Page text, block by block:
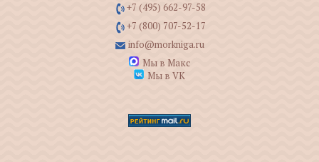
+7 (495) 662-97-58
+7 (800) 707-52-17
info@morkniga.ru
Мы в Макс
Мы в VK